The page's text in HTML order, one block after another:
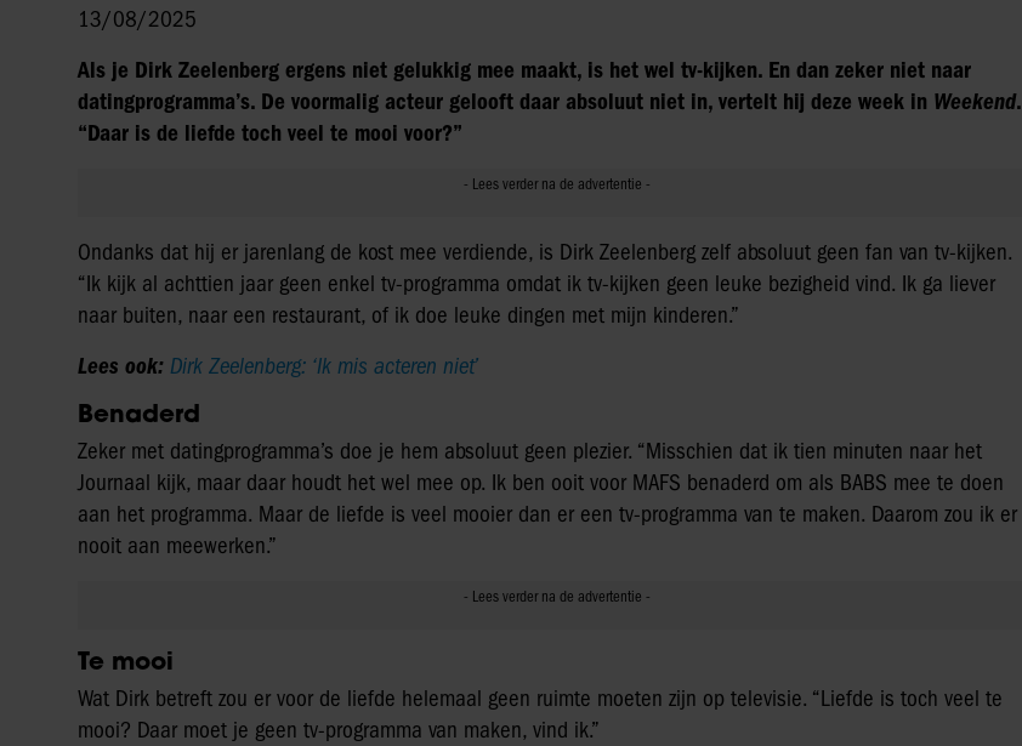
13/08/2025
Als je Dirk Zeelenberg ergens niet gelukkig mee maakt, is het wel tv-kijken. En dan zeker niet naar
datingprogramma’s. De voormalig acteur gelooft daar absoluut niet in, vertelt hij deze week in Weekend.
“Daar is de liefde toch veel te mooi voor?”
Ondanks dat hij er jarenlang de kost mee verdiende, is Dirk Zeelenberg zelf absoluut geen fan van tv-kijken.
“Ik kijk al achttien jaar geen enkel tv-programma omdat ik tv-kijken geen leuke bezigheid vind. Ik ga liever
naar buiten, naar een restaurant, of ik doe leuke dingen met mijn kinderen.”
Lees ook: Dirk Zeelenberg: ‘Ik mis acteren niet’
Benaderd
Zeker met datingprogramma’s doe je hem absoluut geen plezier. “Misschien dat ik tien minuten naar het
Journaal kijk, maar daar houdt het wel mee op. Ik ben ooit voor MAFS benaderd om als BABS mee te doen
aan het programma. Maar de liefde is veel mooier dan er een tv-programma van te maken. Daarom zou ik er
nooit aan meewerken.”
Te mooi
Wat Dirk betreft zou er voor de liefde helemaal geen ruimte moeten zijn op televisie. “Liefde is toch veel te
mooi? Daar moet je geen tv-programma van maken, vind ik.”